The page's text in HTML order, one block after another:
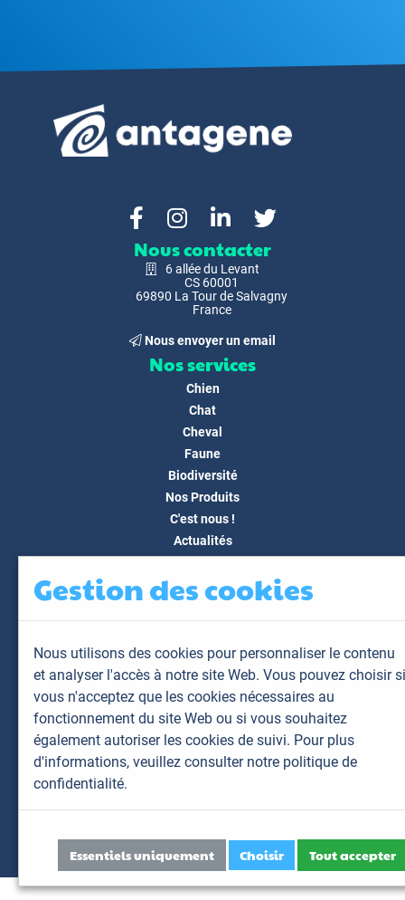
Nous contacter
6 allée du Levant
CS 60001
69890 La Tour de Salvagny
France
Nous envoyer un email
Nos services
Chien
Chat
Cheval
Faune
Biodiversité
Nos Produits
C'est nous !
Actualités
FAQ
Mon espace
Mes animaux
Mes résultats
Mes commandes
Mes factures
Gestion des cookies
Nous utilisons des cookies pour personnaliser le contenu
et analyser l'accès à notre site Web. Vous pouvez choisir si
vous n'acceptez que les cookies nécessaires au
fonctionnement du site Web ou si vous souhaitez
également autoriser les cookies de suivi. Pour plus
d'informations, veuillez consulter notre politique de
confidentialité.
Essentiels uniquement Choisir Tout accepter